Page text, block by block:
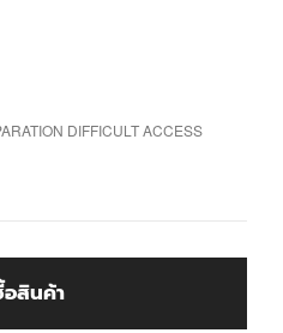
DIFFICULT ACCESS
สินค้า